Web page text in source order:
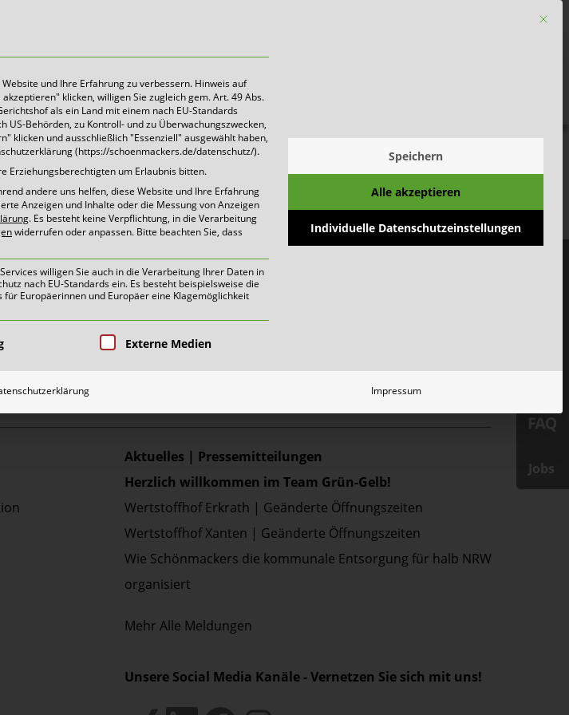
morgen sorgen
oben
Aktuelles | Pressemitteilungen
Herzlich willkommen im Team Grün-Gelb!
Wertstoffhof Erkrath | Geänderte Öffnungszeiten
Wertstoffhof Xanten | Geänderte Öffnungszeiten
Wie Schönmackers die kommunale Entsorgung für halb NRW
organisiert
Mehr Alle Meldungen
Unsere Social Media Kanäle - Vernetzen Sie sich mit uns!
Jobs
Mit
und Ihre Erfahrung zu verbessern. Hinweis auf
klicken, willigen Sie zugleich gem. Art. 49 Abs.
als ein Land mit einem nach EU-Standards
US-Behörden, zu Kontroll- und zu Überwachungszwecken,
klicken und ausschließlich "Essenziell" ausgewählt haben,
(https://schoenmackers.de/datenschutz/).
Erziehungsberechtigten um Erlaubnis bitten.
andere uns helfen, diese Website und Ihre Erfahrung
Anzeigen und Inhalte oder die Messung von Anzeigen
. Es besteht keine Verpflichtung, in die Verarbeitung
widerrufen oder anpassen. Bitte beachten Sie, dass
willigen Sie auch in die Verarbeitung Ihrer Daten in
nach EU-Standards ein. Es besteht beispielsweise die
Europäerinnen und Europäer eine Klagemöglichkeit
erteilt werden kann. Die erste Service-Gruppe
Externe Medien
Speichern
Alle akzeptieren
Individuelle Datenschutzeinstellungen
Impressum